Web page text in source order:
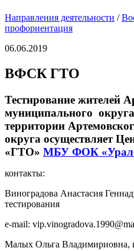
Направления деятельности /
профориентация
06.06.2019
ВФСК ГТО
Тестирование жителей
муниципального
территории
округа осуществляет
«ГТО» МБУ ФОК
контакты:
Виноградова Анастасия
тестирования
e-mail:
Малых Ольга Владимириовна,